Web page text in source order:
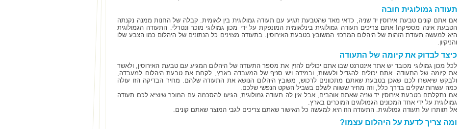
תעודה גמולוגית חובה
אם אתם קונים טבעת אירוסין יד שניה, כדאי מאד שהטבעת תגיע עם תעודה גמולוגית בין לאומית. קבלה של החנות ממנה נקנתה
הטבעת אינה מספיקה! אתם צריכים תעודה גמולוגית בינלאומית המונפקת על ידי מכון גמולוגי מוכר ונטרלי. התעודה הגמולוגית
היא למעשה תעודת הזהות של היהלום המרכזי המשובץ בטבעת האירוסין. בתעודה מצוינים כל הנתונים של היהלום כמו הצבע שלו
והניקיון.
כיצד לבדוק את קיומה של התעודה
לכל מכון גמולוגי מכובד יש אתר אינטרנט שבו אתם יכולים להזין את מספר התעודה של היהלום המגיע עם טבעת האירוסין, ולאשר
את קיומה של התעודה. אתם יכולים להגדיל ולעשות, ובמידה ויש סניף של המעבדה בארץ, לקחת את טבעת היהלום למעבדה,
ולבקש שיאשרו לכם שאכן בטבעת שאתם מתכוונים לרכוש, משובץ היהלום הנושא את התעודה שלהם. מחיר הבדיקה הזו עולה
כמה עשרות שקלים בדרך כלל, וזה מחיר ששווה לשלם בשביל השקט הנפשי שלכם.
אם נתקלתם בטבעת אירוסין יד שניה שאתם אוהבים, אבל אין לה תעודה גמולוגית, הגיעו להסכמה עם המוכר שיוציא לכם תעודה
גמולוגית על ידי אחד המכונים הגמולוגים המוכרים בארץ.
אל תוותרו על תעודה גמולוגית. התעודה הזו היא למעשה כל האישור שאתם צריכים לגבי המוצר שאתם קונים.
ומה צריך לדעת על היהלום עצמו?